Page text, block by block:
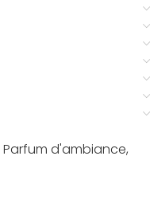
Parfum d'ambiance,